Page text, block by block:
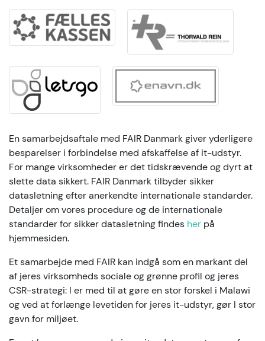
En samarbejdsaftale med FAIR Danmark giver yderligere
besparelser i forbindelse med afskaffelse af it-udstyr.
For mange virksomheder er det tidskrævende og dyrt at
slette data sikkert. FAIR Danmark tilbyder sikker
datasletning efter anerkendte internationale standarder.
Detaljer om vores procedure og de internationale
standarder for sikker datasletning findes her på
hjemmesiden.
Et samarbejde med FAIR kan indgå som en markant del
af jeres virksomheds sociale og grønne profil og jeres
CSR-strategi: I er med til at gøre en stor forskel i Malawi
og ved at forlænge levetiden for jeres it-udstyr, gør I stor
gavn for miljøet.